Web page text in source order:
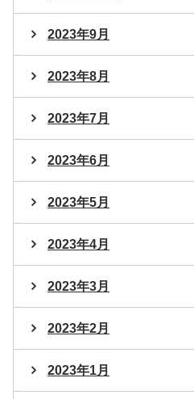
2023年9月
2023年8月
2023年7月
2023年6月
2023年5月
2023年4月
2023年3月
2023年2月
2023年1月